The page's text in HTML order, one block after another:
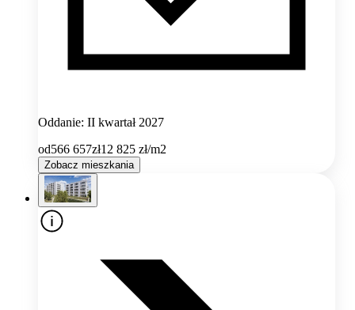
Oddanie: II kwartał 2027
od566 657zł12 825 zł/m2
Zobacz mieszkania